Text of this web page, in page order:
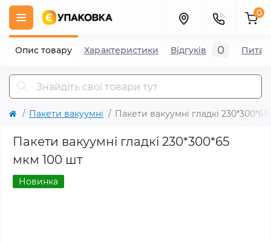
0
Пакети вакуумні Пакети вакуумні гладкі
Пакети вакуумні гладкі 230*300*65
мкм 100 шт
Новинка
Опис товару Характеристики Відгуків 0